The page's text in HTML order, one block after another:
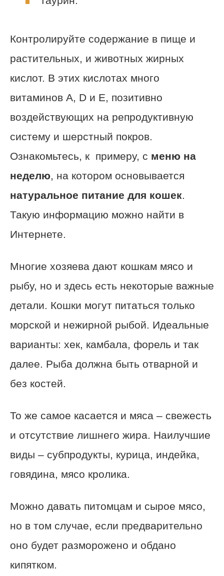
Контролируйте содержание в пище и
растительных, и животных жирных
кислот. В этих кислотах много
витаминов А, D и Е, позитивно
воздействующих на репродуктивную
систему и шерстный покров.
Ознакомьтесь, к примеру, с меню на
неделю, на котором основывается
натуральное питание для кошек.
Такую информацию можно найти в
Интернете.
Многие хозяева дают кошкам мясо и
рыбу, но и здесь есть некоторые важные
детали. Кошки могут питаться только
морской и нежирной рыбой. Идеальные
варианты: хек, камбала, форель и так
далее. Рыба должна быть отварной и
без костей.
То же самое касается и мяса – свежесть
и отсутствие лишнего жира. Наилучшие
виды – субпродукты, курица, индейка,
говядина, мясо кролика.
Можно давать питомцам и сырое мясо,
но в том случае, если предварительно
оно будет разморожено и обдано
кипятком.